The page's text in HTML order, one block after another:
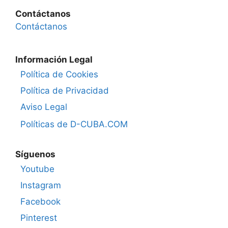
Contáctanos
Contáctanos
Información Legal
Política de Cookies
Política de Privacidad
Aviso Legal
Políticas de D-CUBA.COM
Síguenos
Youtube
Instagram
Facebook
Pinterest